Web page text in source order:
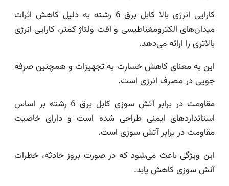
کارایی انرژی بالا کابل برق 6 رشته به دلیل کاهش اثرات
میدان‌های الکترومغناطیسی و افت ولتاژ کمتر، کارایی انرژی
بالاتری را ارائه می‌دهد.
این به معنای کاهش خسارت به تجهیزات و همچنین صرفه
جویی در مصرف انرژی است.
مقاومت در برابر آتش سوزی کابل برق 6 رشته بر اساس
استانداردهای ایمنی طراحی شده است و دارای خاصیت
مقاومت در برابر آتش سوزی است.
این ویژگی باعث می‌شود که در صورت بروز حادثه، خطرات
آتش سوزی کاهش یابد.